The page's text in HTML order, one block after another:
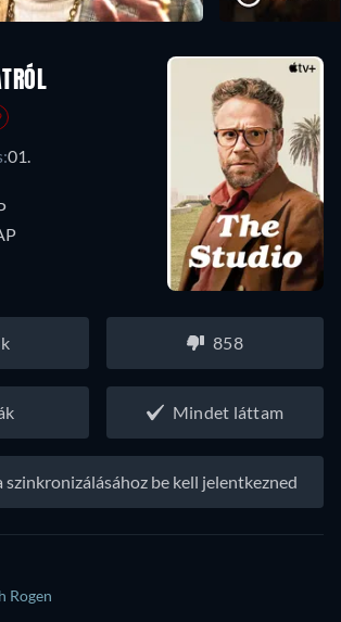
01.
858
Mindet láttam
szinkronizálásához be kell jelentkezned
Rogen